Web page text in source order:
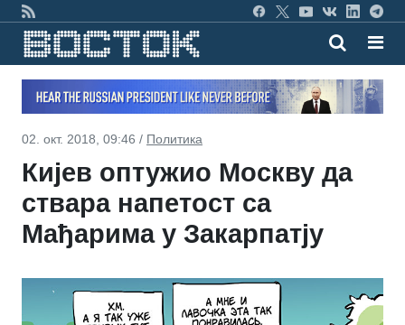
02. окт. 2018, 09:46 / Политика
Кијев оптужио Москву да
ствара напетост са
Мађарима у Закарпатју